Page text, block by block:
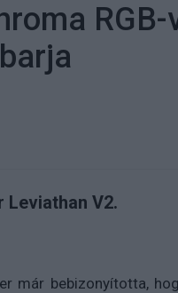
Leviathan V2.
már bebizonyította,